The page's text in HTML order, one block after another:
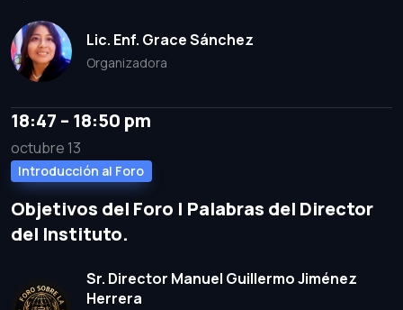
Lic. Enf. Grace Sánchez
Organizadora
18:47 – 18:50 pm
octubre 13
Introducción al Foro
Objetivos del Foro | Palabras del Director
del Instituto.
Sr. Director Manuel Guillermo Jiménez
Herrera